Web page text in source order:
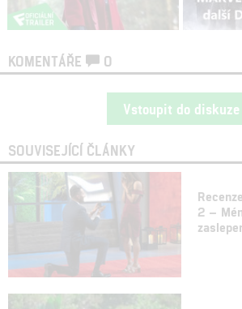
KOMENTÁŘE 0
Vstoupit do diskuze
SOUVISEJÍCÍ ČLÁNKY
2 –